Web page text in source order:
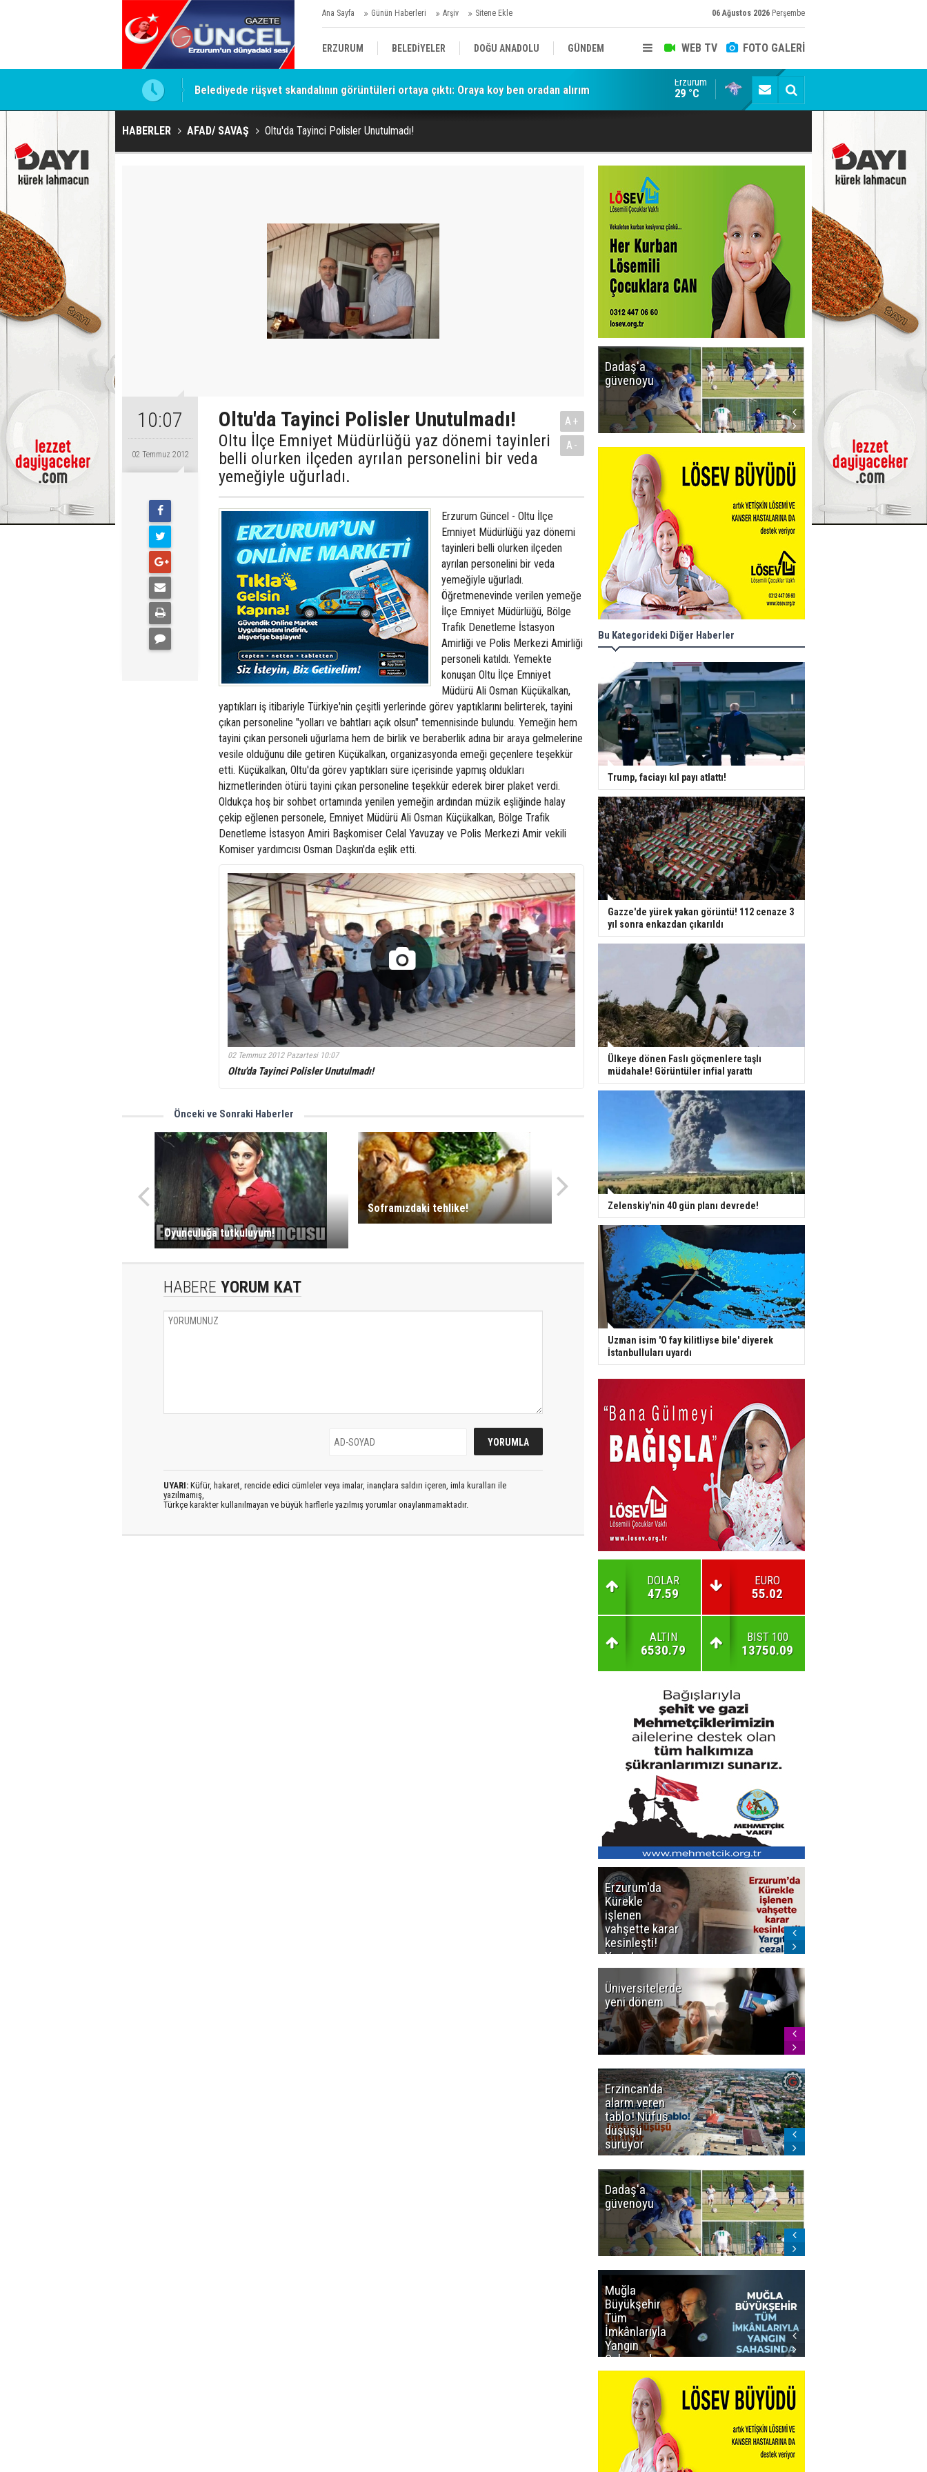
Ana Sayfa Günün Haberleri Arşiv Sitene Ekle 06 Ağustos 2026 Perşembe
WEB TV FOTO GALERİ
ERZURUM BELEDİYELER DOĞU ANADOLU GÜNDEM
SİYASET AFAD/ SAVAŞ SPOR
KÜLTÜR/SANAT//MAĞAZİN
Belediyede rüşvet skandalının görüntüleri ortaya çıktı: Oraya koy ben oradan alırım Erzurum'da hububat rekoltesi 500 bin tonu aşacak!
Erzurum
29 °C
HABERLER AFAD/ SAVAŞ Oltu'da Tayinci Polisler Unutulmadı!
10:07
02 Temmuz 2012
Oltu'da Tayinci Polisler Unutulmadı!
Oltu İlçe Emniyet Müdürlüğü yaz dönemi tayinleri
belli olurken ilçeden ayrılan personelini bir veda
yemeğiyle uğurladı.
A+
A-
Erzurum Güncel - Oltu İlçe
Emniyet Müdürlüğü yaz dönemi
tayinleri belli olurken ilçeden
ayrılan personelini bir veda
yemeğiyle uğurladı.
Öğretmenevinde verilen yemeğe
İlçe Emniyet Müdürlüğü, Bölge
Trafik Denetleme İstasyon
Amirliği ve Polis Merkezi Amirliği
personeli katıldı. Yemekte
konuşan Oltu İlçe Emniyet
Müdürü Ali Osman Küçükalkan,
yaptıkları iş itibariyle Türkiye'nin çeşitli yerlerinde görev yaptıklarını belirterek, tayini
çıkan personeline "yolları ve bahtları açık olsun" temennisinde bulundu. Yemeğin hem
tayini çıkan personeli uğurlama hem de birlik ve beraberlik adına bir araya gelmelerine
vesile olduğunu dile getiren Küçükalkan, organizasyonda emeği geçenlere teşekkür
etti. Küçükalkan, Oltu'da görev yaptıkları süre içerisinde yapmış oldukları
hizmetlerinden ötürü tayini çıkan personeline teşekkür ederek birer plaket verdi.
Oldukça hoş bir sohbet ortamında yenilen yemeğin ardından müzik eşliğinde halay
çekip eğlenen personele, Emniyet Müdürü Ali Osman Küçükalkan, Bölge Trafik
Denetleme İstasyon Amiri Başkomiser Celal Yavuzay ve Polis Merkezi Amir vekili
Komiser yardımcısı Osman Daşkın'da eşlik etti.
02 Temmuz 2012 Pazartesi 10:07
Oltu'da Tayinci Polisler Unutulmadı!
Önceki ve Sonraki Haberler
Oyunculuğa tutkuluyum!
Soframızdaki tehlike!
HABERE YORUM KAT
UYARI: Küfür, hakaret, rencide edici cümleler veya imalar, inançlara saldırı içeren, imla kuralları ile
yazılmamış,
Türkçe karakter kullanılmayan ve büyük harflerle yazılmış yorumlar onaylanmamaktadır.
Dadaş'a
güvenoyu
stadyum
teşekkürü
Bu Kategorideki Diğer Haberler
Trump, faciayı kıl payı atlattı!
Gazze'de yürek yakan görüntü! 112 cenaze 3
yıl sonra enkazdan çıkarıldı
Ülkeye dönen Faslı göçmenlere taşlı
müdahale! Görüntüler infial yarattı
Zelenskiy'nin 40 gün planı devrede!
Uzman isim 'O fay kilitliyse bile' diyerek
İstanbulluları uyardı
DOLAR
47.59
EURO
55.02
ALTIN
6530.79
BIST 100
13750.09
Erzurum'da
Kürekle
işlenen
vahşette karar
kesinleşti!
Yargıtay
cezaları onadı
Üniversitelerde
yeni dönem
Erzincan'da
alarm veren
tablo! Nüfus
düşüşü
sürüyor
Dadaş'a
güvenoyu
Muğla
Büyükşehir
Tüm
İmkânlarıyla
Yangın
Sahasında